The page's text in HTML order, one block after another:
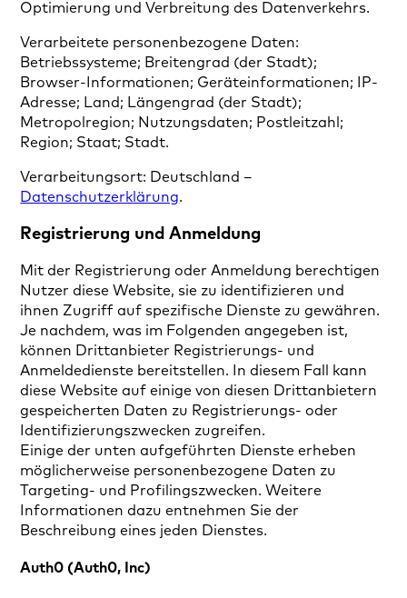
Optimierung und Verbreitung des Datenverkehrs.
Verarbeitete personenbezogene Daten:
Betriebssysteme; Breitengrad (der Stadt);
Browser-Informationen; Geräteinformationen; IP-
Adresse; Land; Längengrad (der Stadt);
Metropolregion; Nutzungsdaten; Postleitzahl;
Region; Staat; Stadt.
Verarbeitungsort: Deutschland –
Datenschutzerklärung.
Registrierung und Anmeldung
Mit der Registrierung oder Anmeldung berechtigen
Nutzer diese Website, sie zu identifizieren und
ihnen Zugriff auf spezifische Dienste zu gewähren.
Je nachdem, was im Folgenden angegeben ist,
können Drittanbieter Registrierungs- und
Anmeldedienste bereitstellen. In diesem Fall kann
diese Website auf einige von diesen Drittanbietern
gespeicherten Daten zu Registrierungs- oder
Identifizierungszwecken zugreifen.
Einige der unten aufgeführten Dienste erheben
möglicherweise personenbezogene Daten zu
Targeting- und Profilingszwecken. Weitere
Informationen dazu entnehmen Sie der
Beschreibung eines jeden Dienstes.
Auth0 (Auth0, Inc)